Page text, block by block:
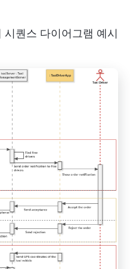
퀀스 다이어그램 예시